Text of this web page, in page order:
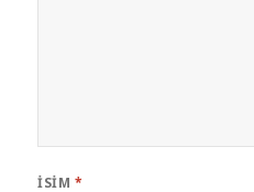
İSIM *